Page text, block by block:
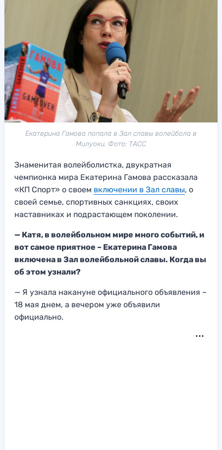
Екатерина Гамова попала в Зал славы волейбола в
Милуоки. Фото: ТАСС
Знаменитая волейболистка, двукратная
чемпионка мира Екатерина Гамова рассказала
«КП Спорт» о своем включении в Зал славы, о
своей семье, спортивных санкциях, своих
наставниках и подрастающем поколении.
— Катя, в волейбольном мире много событий, и
вот самое приятное – Екатерина Гамова
включена в Зал волейбольной славы. Когда вы
об этом узнали?
— Я узнала накануне официального объявления –
18 мая днем, а вечером уже объявили
официально.